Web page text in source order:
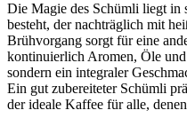
Die Magie des Schümli liegt in
besteht, der nachträglich mit
Brühvorgang sorgt für eine
kontinuierlich Aromen, Öle
sondern ein integraler
Ein gut zubereiteter Schümli
der ideale Kaffee für alle,